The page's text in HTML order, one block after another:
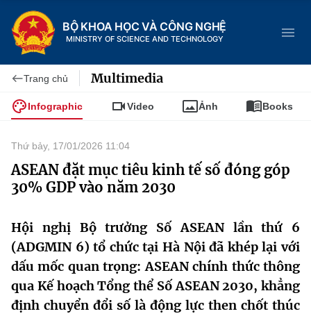
BỘ KHOA HỌC VÀ CÔNG NGHỆ
MINISTRY OF SCIENCE AND TECHNOLOGY
Trang chủ
Giới thiệu
Chức năng nhiệm vụ
Cơ cấu tổ chức
Lịch sử phát triển
Tin tức sự kiện
Khoa học và Công nghệ
Đổi mới sáng tạo
Dịch vụ công
Hệ thống văn bản
Trang chủ Multimedia
Infographic Video Ảnh Books
Thứ bảy, 17/01/2026 11:04
ASEAN đặt mục tiêu kinh tế số đóng góp
30% GDP vào năm 2030
Hội nghị Bộ trưởng Số ASEAN lần thứ 6
(ADGMIN 6) tổ chức tại Hà Nội đã khép lại với
dấu mốc quan trọng: ASEAN chính thức thông
qua Kế hoạch Tổng thể Số ASEAN 2030, khẳng
định chuyển đổi số là động lực then chốt thúc